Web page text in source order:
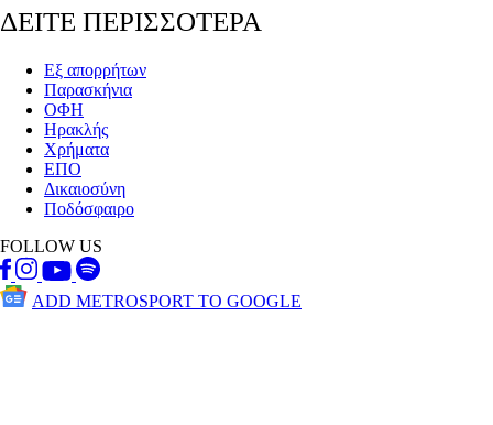
ΔΕΙΤΕ ΠΕΡΙΣΣΟΤΕΡΑ
Εξ απορρήτων
Παρασκήνια
ΟΦΗ
Ηρακλής
Χρήματα
ΕΠΟ
Δικαιοσύνη
Ποδόσφαιρο
FOLLOW US
ADD METROSPORT TO GOOGLE